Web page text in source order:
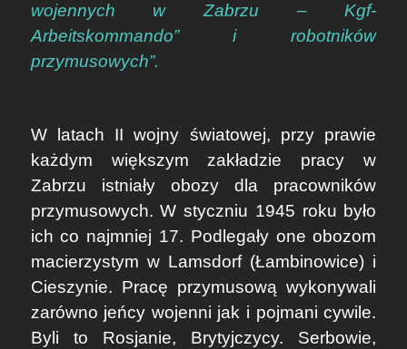
wojennych w Zabrzu – Kgf-
Arbeitskommando” i robotników
przymusowych”.
W latach II wojny światowej, przy prawie
każdym większym zakładzie pracy w
Zabrzu istniały obozy dla pracowników
przymusowych. W styczniu 1945 roku było
ich co najmniej 17. Podlegały one obozom
macierzystym w Lamsdorf (Łambinowice) i
Cieszynie. Pracę przymusową wykonywali
zarówno jeńcy wojenni jak i pojmani cywile.
Byli to Rosjanie, Brytyjczycy. Serbowie,